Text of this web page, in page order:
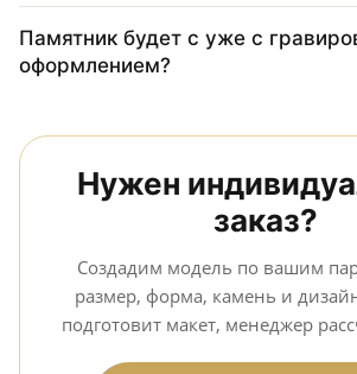
Памятник будет с уже с
оформлением?
Нужен
заказ?
Создадим модель по вашим
размер, форма, камень и
подготовит макет, менеджер